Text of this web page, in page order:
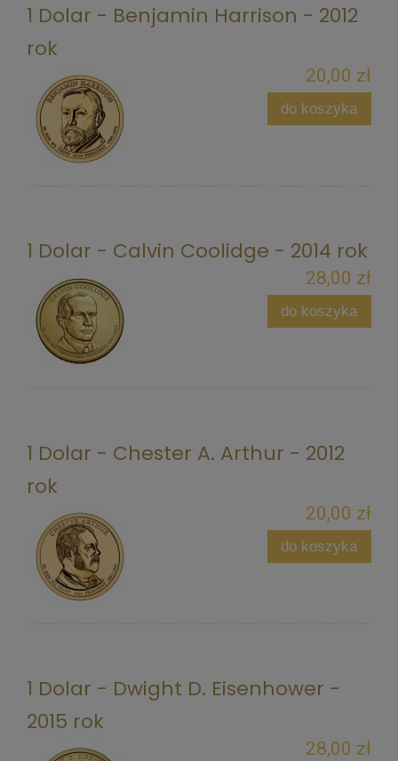
1 Dolar - Benjamin Harrison - 2012
rok
20,00 zł
do koszyka
1 Dolar - Calvin Coolidge - 2014 rok
28,00 zł
do koszyka
1 Dolar - Chester A. Arthur - 2012
rok
20,00 zł
do koszyka
1 Dolar - Dwight D. Eisenhower -
2015 rok
28,00 zł